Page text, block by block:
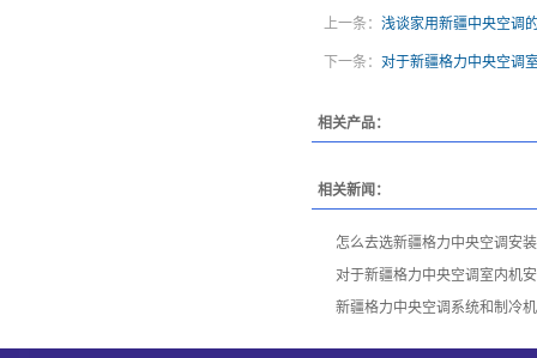
上一条： 浅谈家用新疆中央空调
下一条： 对于新疆格力中央空调
相关产品：
相关新闻：
怎么去选新疆格力中央空调安
对于新疆格力中央空调室内机
新疆格力中央空调系统和制冷